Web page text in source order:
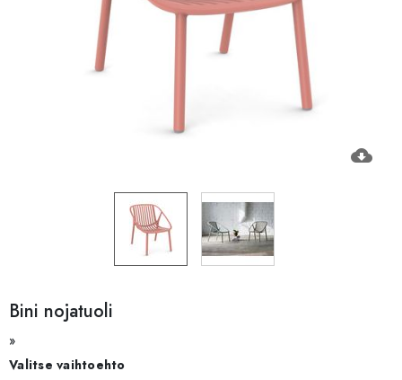
cloud_download
Bini nojatuoli
»
Valitse vaihtoehto